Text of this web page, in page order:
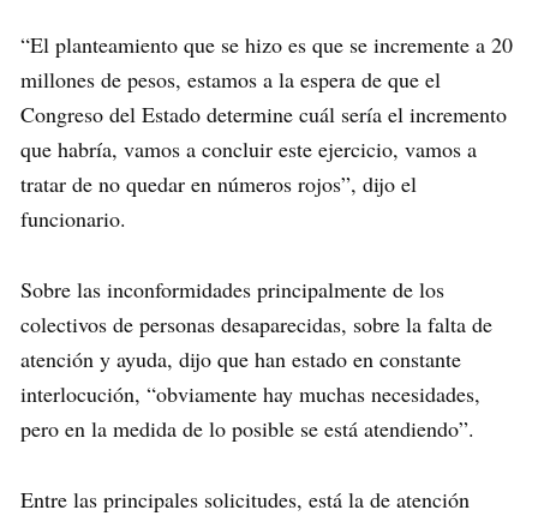
“El planteamiento que se hizo es que se incremente a 20
millones de pesos, estamos a la espera de que el
Congreso del Estado determine cuál sería el incremento
que habría, vamos a concluir este ejercicio, vamos a
tratar de no quedar en números rojos”, dijo el
funcionario.
Sobre las inconformidades principalmente de los
colectivos de personas desaparecidas, sobre la falta de
atención y ayuda, dijo que han estado en constante
interlocución, “obviamente hay muchas necesidades,
pero en la medida de lo posible se está atendiendo”.
Entre las principales solicitudes, está la de atención